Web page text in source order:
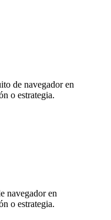
de navegador en
o estrategia.
navegador en
o estrategia.